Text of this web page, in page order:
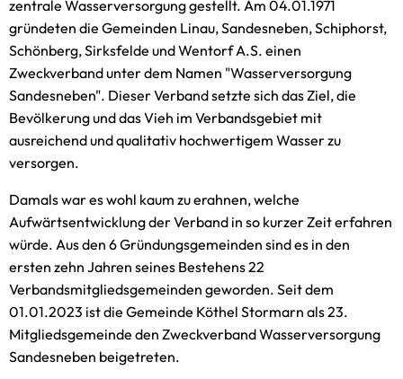
zentrale Wasserversorgung gestellt. Am 04.01.1971
gründeten die Gemeinden Linau, Sandesneben, Schiphorst,
Schönberg, Sirksfelde und Wentorf A.S. einen
Zweckverband unter dem Namen "Wasserversorgung
Sandesneben". Dieser Verband setzte sich das Ziel, die
Bevölkerung und das Vieh im Verbandsgebiet mit
ausreichend und qualitativ hochwertigem Wasser zu
versorgen.
Damals war es wohl kaum zu erahnen, welche
Aufwärtsentwicklung der Verband in so kurzer Zeit erfahren
würde. Aus den 6 Gründungsgemeinden sind es in den
ersten zehn Jahren seines Bestehens 22
Verbandsmitgliedsgemeinden geworden. Seit dem
01.01.2023 ist die Gemeinde Köthel Stormarn als 23.
Mitgliedsgemeinde den Zweckverband Wasserversorgung
Sandesneben beigetreten.